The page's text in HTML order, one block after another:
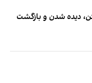
دیده شدن و بازگشت